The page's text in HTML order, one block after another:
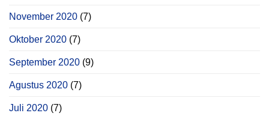
November 2020 (7)
Oktober 2020 (7)
September 2020 (9)
Agustus 2020 (7)
Juli 2020 (7)